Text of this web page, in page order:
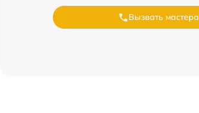
Вызвать мастера